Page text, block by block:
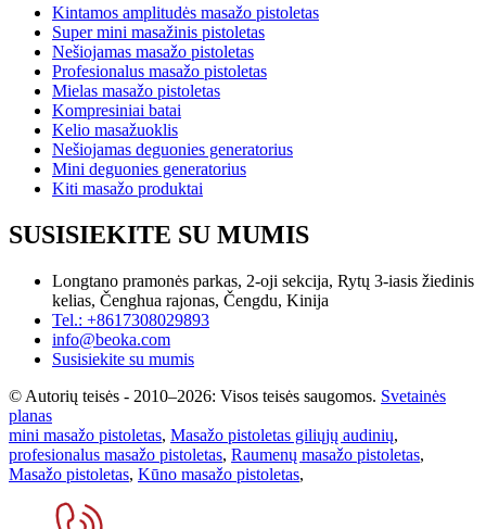
Kintamos amplitudės masažo pistoletas
Super mini masažinis pistoletas
Nešiojamas masažo pistoletas
Profesionalus masažo pistoletas
Mielas masažo pistoletas
Kompresiniai batai
Kelio masažuoklis
Nešiojamas deguonies generatorius
Mini deguonies generatorius
Kiti masažo produktai
SUSISIEKITE SU MUMIS
Longtano pramonės parkas, 2-oji sekcija, Rytų 3-iasis žiedinis
kelias, Čenghua rajonas, Čengdu, Kinija
Tel.: +8617308029893
info@beoka.com
Susisiekite su mumis
© Autorių teisės - 2010–2026: Visos teisės saugomos. Svetainės
planas
mini masažo pistoletas, Masažo pistoletas giliųjų audinių,
profesionalus masažo pistoletas, Raumenų masažo pistoletas,
Masažo pistoletas, Kūno masažo pistoletas,